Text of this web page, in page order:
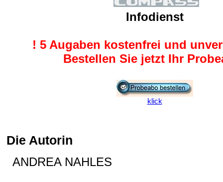
Infodienst
! 5 Augaben kostenfrei und
Bestellen Sie jetzt Ihr
klick
Die Autorin
ANDREA NAHLES